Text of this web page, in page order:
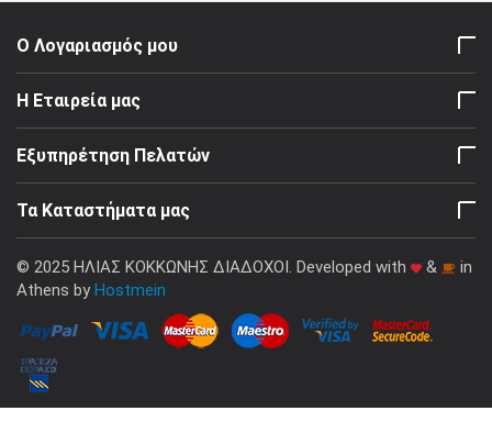
Ο Λογαριασμός μου
Η Εταιρεία μας
Εξυπηρέτηση Πελατών
Τα Καταστήματα μας
© 2025 ΗΛΙΑΣ ΚΟΚΚΩΝΗΣ ΔΙΑΔΟΧΟΙ. Developed with &
in
Athens by Hostmein